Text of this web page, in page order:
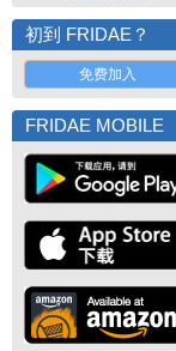
初到 FRIDAE？
免费加入
FRIDAE MOBILE